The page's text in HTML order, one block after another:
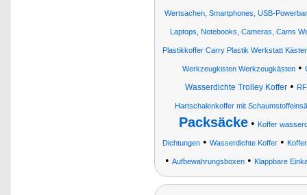
Wertsachen, Smartphones, USB-
Laptops, Notebooks, Cameras, Cams
Plastikkoffer Carry Plastik Werkstatt
Werkzeugkisten Werkzeugkästen•
Wasserdichte Trolley Koffer •
Hartschalenkoffer mit
Packsäcke • Koffer
Dichtungen • Wasserdichte Koffer •
• Aufbewahrungsboxen • Klappbare